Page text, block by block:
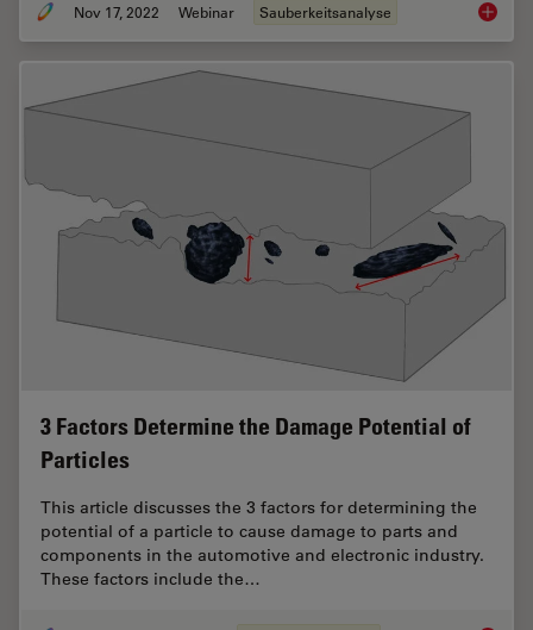
Nov 17, 2022 Webinar Sauberkeitsanalyse
3 Factors Determine the Damage Potential of
Particles
This article discusses the 3 factors for determining the
potential of a particle to cause damage to parts and
components in the automotive and electronic industry.
These factors include the…